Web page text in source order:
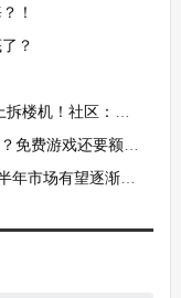
！
？
区：每户日补200
戏还要额外掏钱玩
场有望逐渐回暖”